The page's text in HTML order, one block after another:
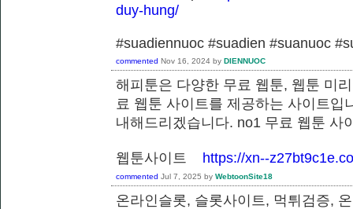
duy-hung/
#suadiennuoc #suadien #suanuoc
commented Nov 16, 2024 by DIENNUOC
해피툰은 다양한 무료 웹툰, 웹툰 미
료 웹툰 사이트를 제공하는 사이트
내해드리겠습니다. no1 무료 웹툰 사
웹툰사이트 https://xn--
commented Jul 7, 2025 by WebtoonSite18
온라인슬롯, 슬롯사이트, 먹튀검증,